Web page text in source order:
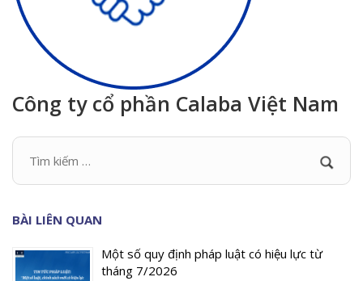
Công ty cổ phần Calaba Việt Nam
BÀI LIÊN QUAN
Một số quy định pháp luật có hiệu lực từ
tháng 7/2026